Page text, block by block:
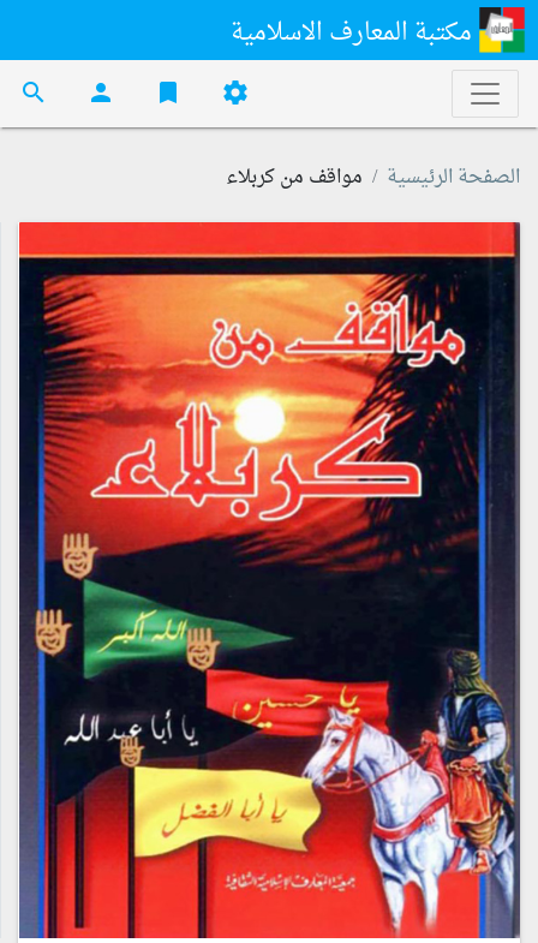
مكتبة المعارف الاسلامية
settings
bookmark
person
search
الصفحة الرئيسية مواقف من كربلاء